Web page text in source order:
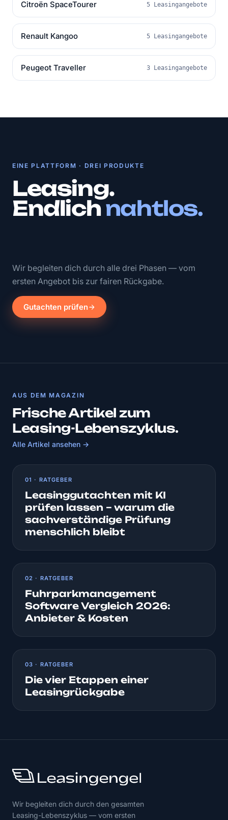
Citroën SpaceTourer 5 Leasingangebote
Renault Kangoo 5 Leasingangebote
Peugeot Traveller 3 Leasingangebote
EINE PLATTFORM · DREI PRODUKTE
Leasing.
Endlichnahtlos.
Wir begleiten dich durch alle drei Phasen — vom
ersten Angebot bis zur fairen Rückgabe.
Gutachten prüfen
AUS DEM MAGAZIN
Frische Artikel zum
Leasing-Lebenszyklus.
Alle Artikel ansehen →
01 · RATGEBER
Leasinggutachten mit KI
prüfen lassen – warum die
sachverständige Prüfung
menschlich bleibt
02 · RATGEBER
Fuhrparkmanagement
Software Vergleich 2026:
Anbieter & Kosten
03 · RATGEBER
Die vier Etappen einer
Leasingrückgabe
Wir begleiten dich durch den gesamten
Leasing-Lebenszyklus — vom ersten